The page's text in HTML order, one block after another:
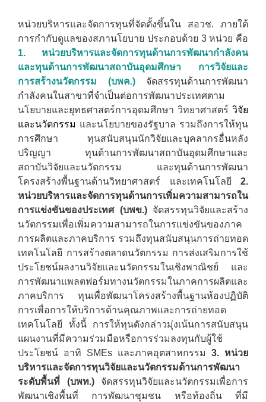
หน่วยบริหารและจัดการทุนที่จัดตั้งขึ้นใน สอวช. ภายใต้
การกำกับดูแลของสภานโยบาย ประกอบด้วย 3 หน่วย คือ
1. หน่วยบริหารและจัดการทุนด้านการพัฒนากำลังคน
และทุนด้านการพัฒนาสถาบันอุดมศึกษา การวิจัยและ
การสร้างนวัตกรรม
(บพค.)จัดสรรทุนด้านการพัฒนา
กำลังคนในสาขาที่จำเป็นต่อการพัฒนาประเทศตาม
นโยบายและยุทธศาสตร์การอุดมศึกษา วิทยาศาสตร์ วิจัย
และนวัตกรรม และนโยบายของรัฐบาล รวมถึงการให้ทุน
การศึกษา ทุนสนับสนุนนักวิจัยและบุคลากรอื่นหลัง
ปริญญา ทุนด้านการพัฒนาสถาบันอุดมศึกษาและ
สถาบันวิจัยและนวัตกรรม และทุนด้านการพัฒนา
โครงสร้างพื้นฐานด้านวิทยาศาสตร์ และเทคโนโลยี 2.
หน่วยบริหารและจัดการทุนด้านการเพิ่มความสามารถใน
การแข่งขันของประเทศ (บพข.)จัดสรรทุนวิจัยและสร้าง
นวัตกรรมเพื่อเพิ่มความสามารถในการแข่งขันของภาค
การผลิตและภาคบริการ รวมถึงทุนสนับสนุนการถ่ายทอด
เทคโนโลยี การสร้างตลาดนวัตกรรม การส่งเสริมการใช้
ประโยชน์ผลงานวิจัยและนวัตกรรมในเชิงพาณิชย์ และ
การพัฒนาแพลตฟอร์มทางนวัตกรรมในภาคการผลิตและ
ภาคบริการ ทุนเพื่อพัฒนาโครงสร้างพื้นฐานห้องปฏิบัติ
การเพื่อการให้บริการด้านคุณภาพและการถ่ายทอด
เทคโนโลยี ทั้งนี้ การให้ทุนดังกล่าวมุ่งเน้นการสนับสนุน
แผนงานที่มีความร่วมมือหรือการร่วมลงทุนกับผู้ใช้
ประโยชน์ อาทิ SMEs และภาคอุตสาหกรรม 3. หน่วย
บริหารและจัดการทุนวิจัยและนวัตกรรมด้านการพัฒนา
ระดับพื้นที่ (บพท.)จัดสรรทุนวิจัยและนวัตกรรมเพื่อการ
พัฒนาเชิงพื้นที่ การพัฒนาชุมชน หรือท้องถิ่น ที่มี